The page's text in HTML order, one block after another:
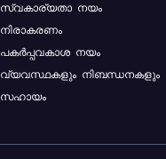
സ്വകാര്യതാ നയം
നിരാകരണം
പകർപ്പവകാശ നയം
വ്യവസ്ഥകളും നിബന്ധനകളും
സഹായം